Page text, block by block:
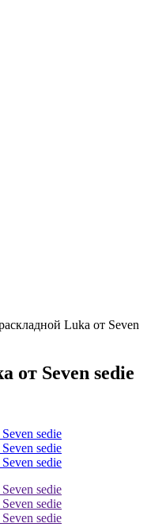
Luka от Seven
от Seven sedie